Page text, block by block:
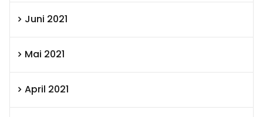
Juni 2021
Mai 2021
April 2021